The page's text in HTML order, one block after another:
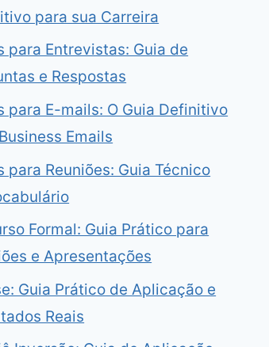
para sua Carreira
para Entrevistas: Guia de
e Respostas
para E-mails: O Guia Definitivo
Emails
para Reuniões: Guia Técnico
Formal: Guia Prático para
e Apresentações
Guia Prático de Aplicação e
Reais